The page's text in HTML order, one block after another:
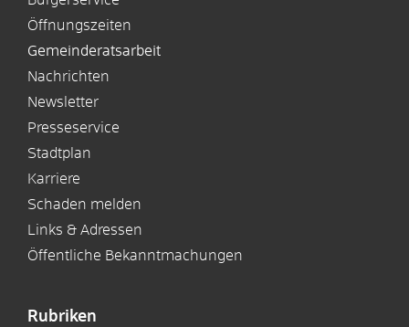
Öffnungszeiten
Gemeinderatsarbeit
Nachrichten
Newsletter
Presseservice
Stadtplan
Karriere
Schaden melden
Links & Adressen
Öffentliche Bekanntmachungen
Rubriken